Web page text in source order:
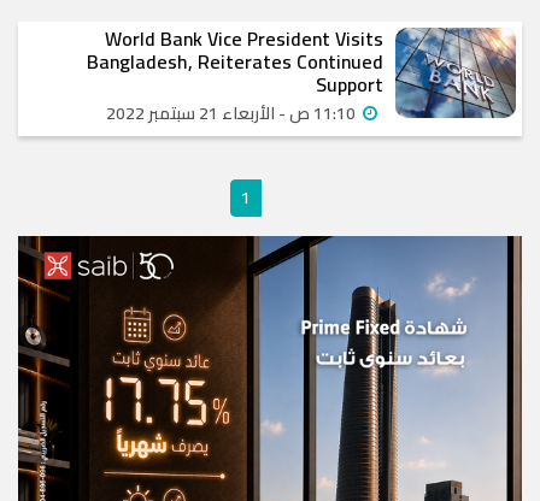
World Bank Vice President Visits
Bangladesh, Reiterates Continued
Support
1